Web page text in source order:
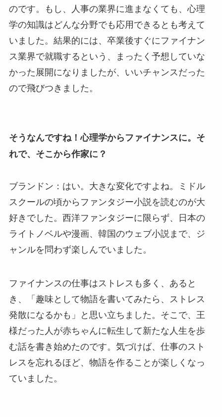
のです。もし、人事の業界に進まなくても、心理
学の知識はどんな分野でも応用できるとも考えて
いました。結果的には、卒業後すぐにファイナン
ス業界で就職するという、まったく予想していな
かった展開になりましたが、いいチャンスだった
ので飛びつきました。
そうなんですね！心理学からファイナンスに。そ
れで、そこから作家に？
ブランドン：はい。大きな変化ですよね。ミドル
スクールの頃からファンタジー小説を読むのが大
好きでした。西洋ファンタジーに限らず、日本の
ライトノベルや漫画、韓国のウェブ小説まで、ジ
ャンルを問わず楽しんでいました。
ファイナンスの仕事はストレスも多く、あると
き、「趣味として物語を書いてみたら、ストレス
発散になるかも」と思い立ちました。そこで、王
様だった人が赤ちゃんに転生して新たな人生を歩
む話を書き始めたのです。気づけば、仕事のスト
レスを忘れるほど、物語を作ることが楽しくなっ
ていました。